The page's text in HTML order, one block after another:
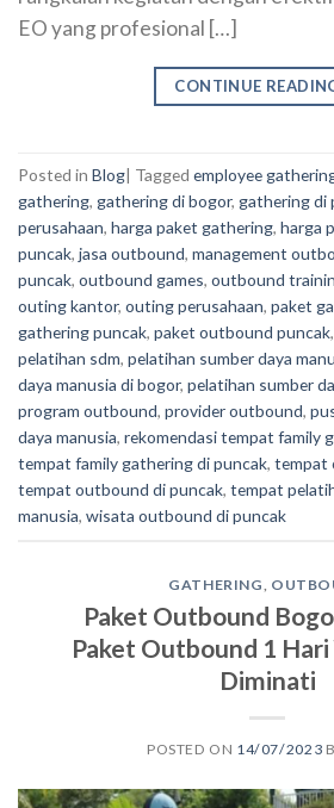
EO yang profesional […]
CONTINUE
Posted in Blog| Tagged employee
gathering, gathering di bogor, gathering di
perusahaan, harga paket gathering, harga
puncak, jasa outbound, management
puncak, outbound games, outbound
outing kantor, outing perusahaan, paket
gathering puncak, paket outbound puncak,
pelatihan sdm, pelatihan sumber daya
daya manusia di bogor, pelatihan sumber
program outbound, provider outbound,
daya manusia, rekomendasi tempat family
tempat family gathering di puncak, tempat
tempat outbound di puncak, tempat
manusia, wisata outbound di puncak
GATHERING
Paket Outbound
Paket Outbound 1 Hari
Diminati
POSTED ON 14/07/2023